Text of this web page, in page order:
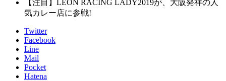
【注目】LEON RACING LADY2019が、大阪発祥の人
気カレー店に参戦!
Twitter
Facebook
Line
Mail
Pocket
Hatena